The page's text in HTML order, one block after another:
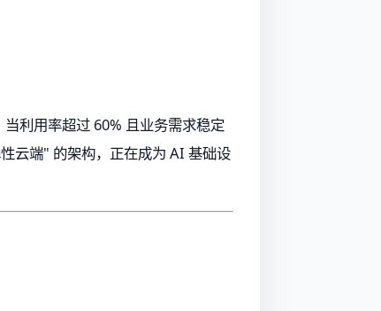
利用率超过 60% 且业务需求稳定
云端" 的架构，正在成为 AI 基础设